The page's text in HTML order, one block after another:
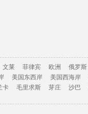
文莱 菲律宾 欧洲 俄罗斯
美国东西岸 美国西海岸
卡 毛里求斯 芽庄 沙巴